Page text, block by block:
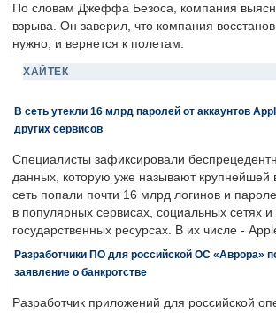
По словам Джеффа Безоса, компания
взрыва. Он заверил, что компания
нужно, и вернется к полетам.
ХАЙТЕК
В сеть утекли 16 млрд паролей от аккаунтов
других сервисов
Специалисты зафиксировали
данных, которую уже называют крупнейшей
сеть попали почти 16 млрд логинов и
в популярных сервисах, социальных сетях и
государственных ресурсах. В их числе -
Разработчики ПО для российской ОС «Аврора»
заявление о банкротстве
Разработчик приложений для российской